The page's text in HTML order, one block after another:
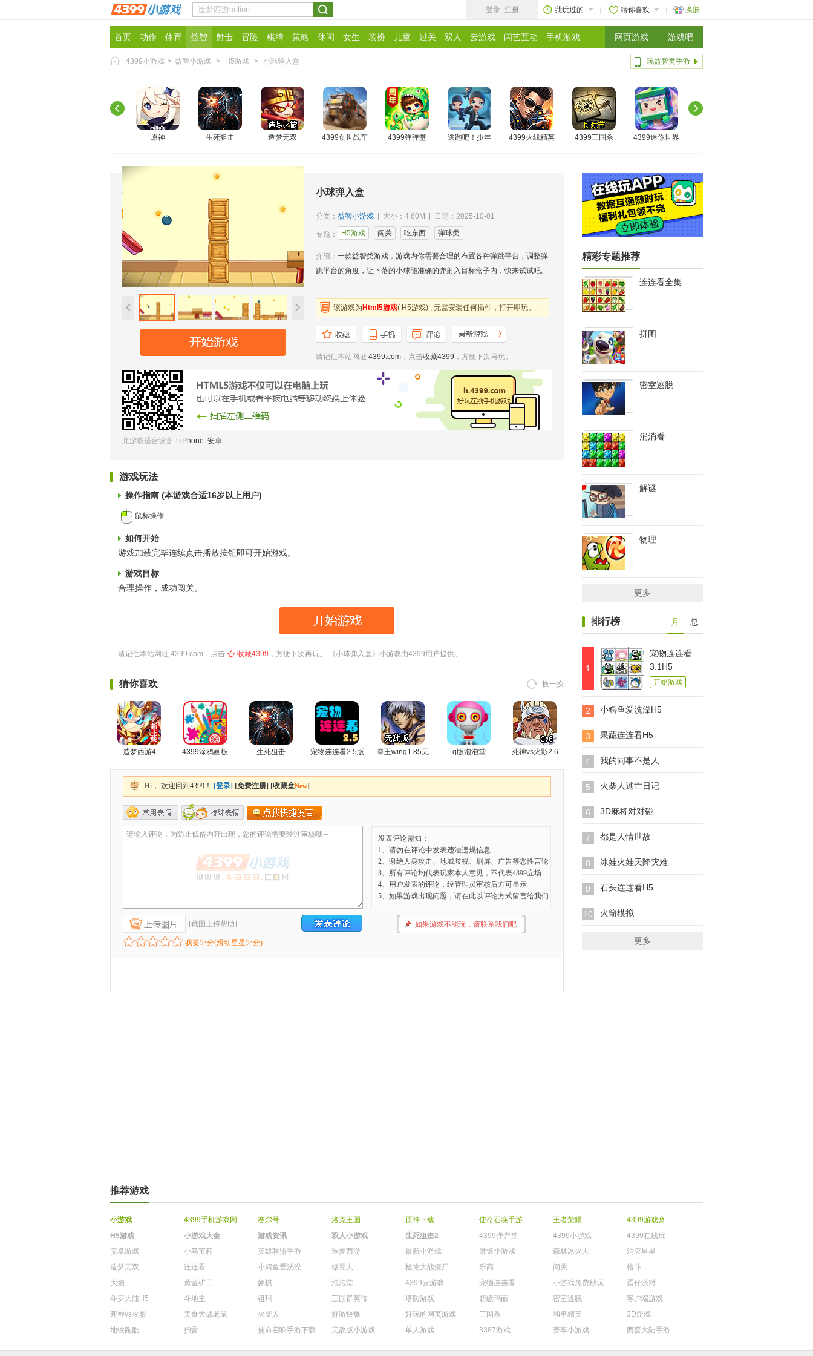
登录 注册 我玩过的 猜你喜欢 换肤
首页 动作 体育 益智 射击 冒险 棋牌 策略 休闲 女生 装扮 儿童 过关 双人 云游戏 闪艺互动 手机游戏 网页游戏 游戏吧
4399小游戏 > 益智小游戏 > H5游戏 > 小球弹入盒 玩益智类手游
原神 生死狙击 造梦无双 4399创世战车 4399弹弹堂 逃跑吧！少年 4399火线精英 4399三国杀 4399迷你世界
小球弹入盒
分类： 益智小游戏 | 大小：4.60M | 日期：2025-10-01
专题： H5游戏 闯关 吃东西 弹球类
介绍： 一款益智类游戏，游戏内你需要合理的布置各种弹跳平台，调整弹
跳平台的角度，让下落的小球能准确的弹射入目标盒子内，快来试试吧。
该游戏为 Html5游戏( H5游戏) , 无需安装任何插件，打开即玩。
请记住本站网址 4399.com ，点击收藏4399 ，方便下次再玩。
此游戏适合设备： iPhone 安卓
游戏玩法
操作指南 (本游戏合适16岁以上用户)
鼠标操作
如何开始
游戏加载完毕连续点击播放按钮即可开始游戏。
游戏目标
合理操作，成功闯关。
请记住本站网址 4399.com ，点击 收藏4399 ，方便下次再玩。 《小球弹入盒》小游戏由4399用户提供。
猜你喜欢 换一换
造梦西游4 4399涂鸦画板 生死狙击 宠物连连看2.5版
拳王wing1.85无
q版泡泡堂 死神vs火影2.6
精彩专题推荐
连连看全集
拼图
密室逃脱
消消看
解谜
物理
更多
排行榜 月 总
1
宠物连连看
3.1H5
开始游戏
2 小鳄鱼爱洗澡H5
3 果蔬连连看H5
4 我的同事不是人
5 火柴人逃亡日记
6 3D麻将对对碰
7 都是人情世故
8 冰娃火娃天降灾难
9 石头连连看H5
10 火箭模拟
更多
推荐游戏
小游戏 4399手机游戏网 赛尔号 洛克王国 原神下载 使命召唤手游 王者荣耀
4399游戏盒
H5游戏
小游戏大全 游戏资讯 双人小游戏 生死狙击2 4399弹弹堂 4399小游戏
4399在线玩
安卓游戏
小马宝莉 英雄联盟手游 造梦西游 最新小游戏 做饭小游戏 森林冰火人
消灭星星
造梦无双
连连看 小鳄鱼爱洗澡 糖豆人 植物大战僵尸 乐高 闯关
格斗
大炮
黄金矿工 象棋 泡泡堂 4399云游戏 宠物连连看 小游戏免费秒玩
蛋仔派对
斗罗大陆H5
斗地主 祖玛 三国群英传 塔防游戏 超级玛丽 密室逃脱
客户端游戏
死神vs火影
美食大战老鼠 火柴人 好游快爆 好玩的网页游戏 三国杀 和平精英
3D游戏
地铁跑酷
扫雷 使命召唤手游下载 无敌版小游戏 单人游戏 3387游戏 赛车小游戏 西普大陆手游